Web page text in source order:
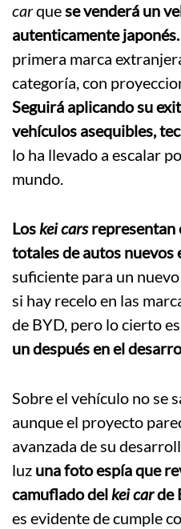
carquese venderá un
autenticamente japonés.
primera marca
categoría, con
Seguirá aplicando su
vehículos asequibles,
lo ha llevado a escalar
mundo.
Los kei carsrepresentan
totales de autos nuevos
suficiente para un
si hay recelo en las
de BYD, pero lo cierto
un después en el
Sobre el vehículo no se
aunque el proyecto
avanzada de su
luz una foto espía que
camuflado del kei carde
es evidente de cumple